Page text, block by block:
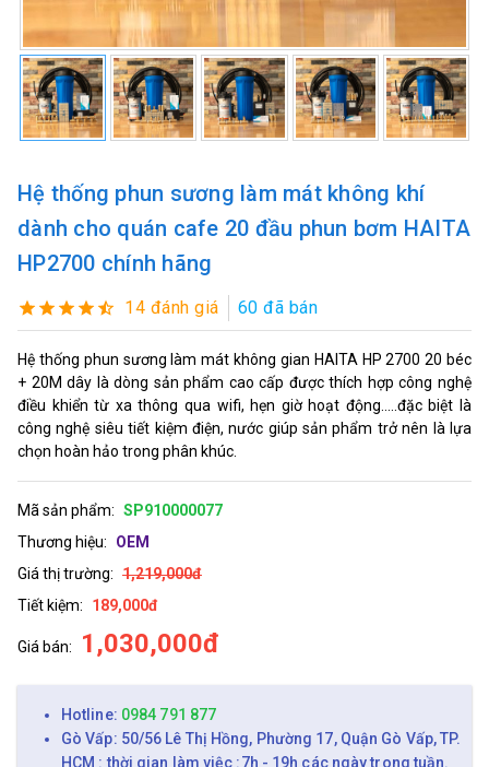
Hệ thống phun sương làm mát không khí
dành cho quán cafe 20 đầu phun bơm HAITA
HP2700 chính hãng
14 đánh giá 60 đã bán
Hệ thống phun sương làm mát không gian HAITA HP 2700 20 béc
+ 20M dây là dòng sản phẩm cao cấp được thích hợp công nghệ
điều khiển từ xa thông qua wifi, hẹn giờ hoạt động.....đặc biệt là
công nghệ siêu tiết kiệm điện, nước giúp sản phẩm trở nên là lựa
chọn hoàn hảo trong phân khúc.
Mã sản phẩm: SP910000077
Thương hiệu:
OEM
Giá thị trường: 1,219,000đ
Tiết kiệm:
189,000đ
Giá bán: 1,030,000đ
Hotline: 0984 791 877
Gò Vấp: 50/56 Lê Thị Hồng, Phường 17, Quận Gò Vấp, TP.
HCM : thời gian làm việc :7h - 19h các ngày trong tuần.